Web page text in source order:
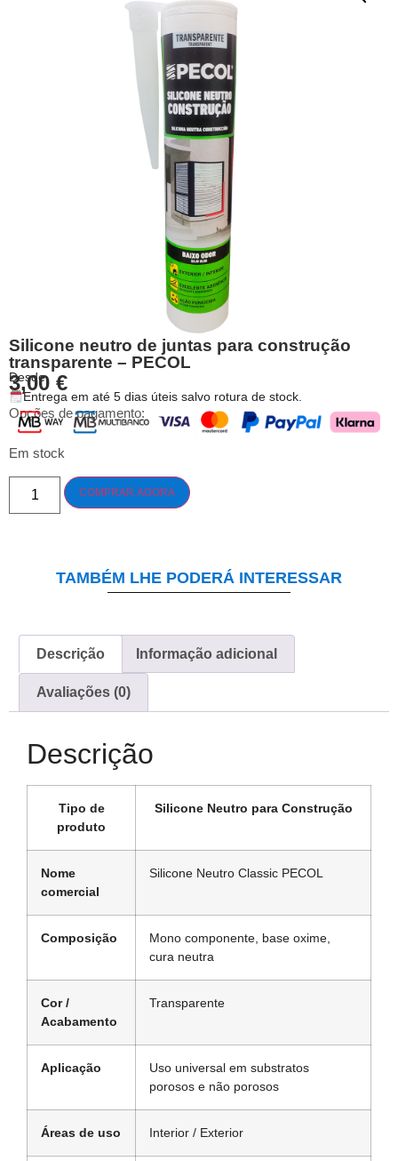
Silicone neutro de juntas para construção
transparente – PECOL
Desde
3,00 €
Entrega em até 5 dias úteis salvo rotura de stock.
Opções de pagamento:
Em stock
COMPRAR AGORA
TAMBÉM LHE PODERÁ INTERESSAR
Descrição Informação adicional
Avaliações (0)
Descrição
Tipo de
produto
Silicone Neutro para Construção
Nome
comercial
Silicone Neutro Classic PECOL
Composição
Mono componente, base oxime,
cura neutra
Cor /
Acabamento
Transparente
Aplicação
Uso universal em substratos
porosos e não porosos
Áreas de uso Interior / Exterior